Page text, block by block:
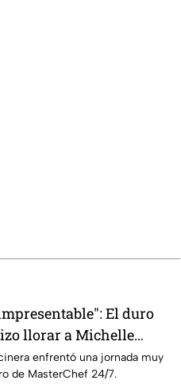
El duro
llorar a Michelle
24/7
enfrentó una jornada muy
de MasterChef 24/7.